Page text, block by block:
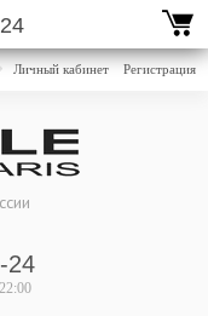
Личный кабинет Регистрация
24